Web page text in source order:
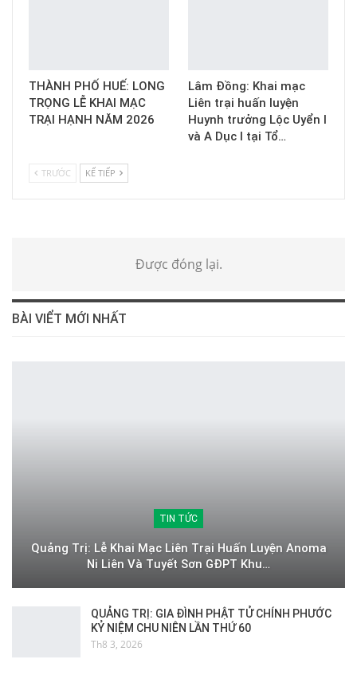
THÀNH PHỐ HUẾ: LONG
TRỌNG LỄ KHAI MẠC
TRẠI HẠNH NĂM 2026
Lâm Đồng: Khai mạc
Liên trại huấn luyện
Huynh trưởng Lộc Uyển I
và A Dục I tại Tổ…
TRƯỚC KẾ TIẾP
Được đóng lại.
BÀI VIỂT MỚI NHẤT
TIN TỨC
Quảng Trị: Lễ Khai Mạc Liên Trại Huấn Luyện Anoma
Ni Liên Và Tuyết Sơn GĐPT Khu…
QUẢNG TRỊ: GIA ĐÌNH PHẬT TỬ CHÍNH PHƯỚC
KỶ NIỆM CHU NIÊN LẦN THỨ 60
Th8 3, 2026